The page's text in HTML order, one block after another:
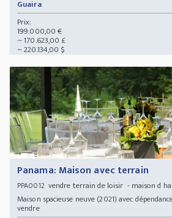
Guaira
Prix:
199.000,00 €
~ 170.623,00 £
~ 220.134,00 $
Panama: Maison avec terrain
PPA0012vendre terrain de loisir - maison d
Maison spacieuse neuve (2021) avec
vendre